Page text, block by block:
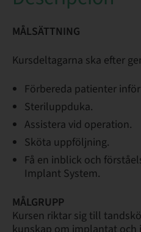
MÅLSÄTTNING
Kursdeltagarna ska efter
Förbereda patienter
Steriluppduka.
Assistera vid operation.
Sköta uppföljning.
Få en inblick och
Implant System.
MÅLGRUPP
Kursen riktar sig till